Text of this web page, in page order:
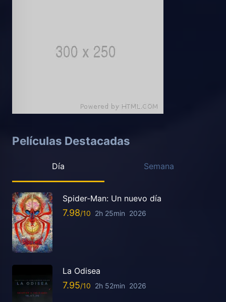
Películas Destacadas
Día Semana
Spider-Man: Un nuevo día
7.98 2h 25min 2026
La Odisea
7.95 2h 52min 2026